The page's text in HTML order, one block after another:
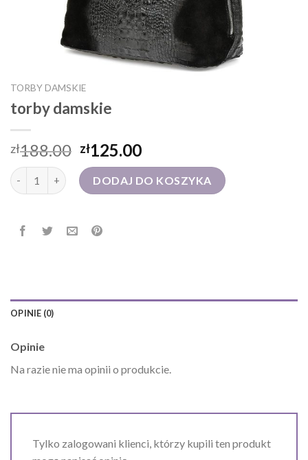
TORBY DAMSKIE
torby damskie
zł188.00 zł125.00
ilość torby damskieDODAJ DO KOSZYKA
OPINIE (0)
Opinie
Na razie nie ma opinii o produkcie.
Tylko zalogowani klienci, którzy kupili ten produkt